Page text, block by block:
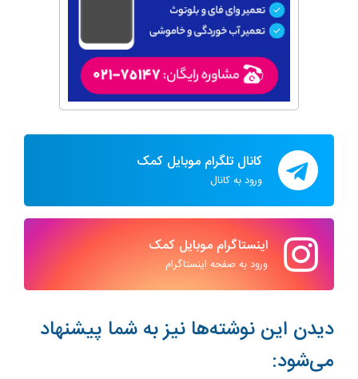
کانال تلگرام موبایل کمک
ورود به کانال
اینستاگرام موبایل کمک
ورود به صفحه اینستاگرام
دیدن این نوشته‌ها نیز به شما پیشنهاد
می‌شود: